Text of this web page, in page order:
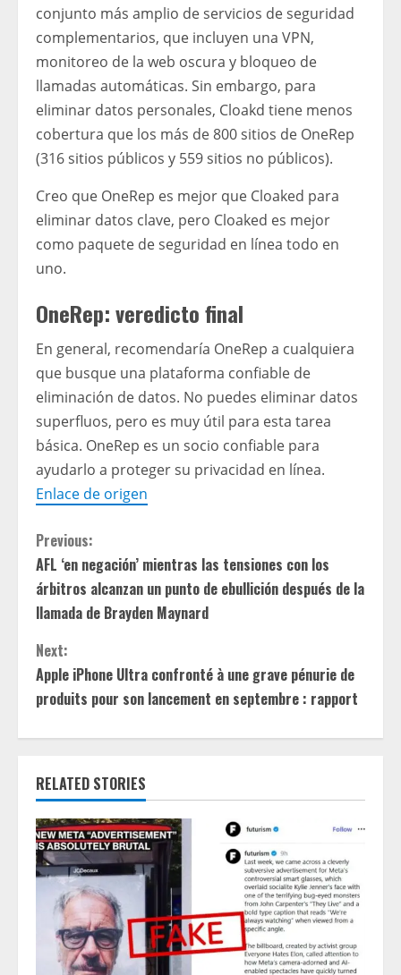
conjunto más amplio de servicios de seguridad
complementarios, que incluyen una VPN,
monitoreo de la web oscura y bloqueo de
llamadas automáticas. Sin embargo, para
eliminar datos personales, Cloakd tiene menos
cobertura que los más de 800 sitios de OneRep
(316 sitios públicos y 559 sitios no públicos).
Creo que OneRep es mejor que Cloaked para
eliminar datos clave, pero Cloaked es mejor
como paquete de seguridad en línea todo en
uno.
OneRep: veredicto final
En general, recomendaría OneRep a cualquiera
que busque una plataforma confiable de
eliminación de datos. No puedes eliminar datos
superfluos, pero es muy útil para esta tarea
básica. OneRep es un socio confiable para
ayudarlo a proteger su privacidad en línea.
Enlace de origen
C
o
n
t
i
n
u
e
R
e
Previous:
AFL ‘en negación’ mientras las tensiones con los
árbitros alcanzan un punto de ebullición después de la
llamada de Brayden Maynard
Next:
Apple iPhone Ultra confronté à une grave pénurie de
produits pour son lancement en septembre : rapport
RELATED STORIES